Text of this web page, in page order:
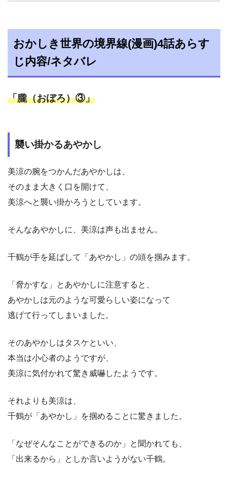
おかしき世界の境界線(漫画)4話あらす
じ内容/ネタバレ
「朧（おぼろ）③」
襲い掛かるあやかし
美涼の腕をつかんだあやかしは、
そのまま大きく口を開けて、
美涼へと襲い掛かろうとしています。
そんなあやかしに、美涼は声も出ません。
千鶴が手を延ばして「あやかし」の頭を掴みます。
「脅かすな」とあやかしに注意すると、
あやかしは元のような可愛らしい姿になって
逃げて行ってしまいました。
そのあやかしはタスケといい、
本当は小心者のようですが、
美涼に気付かれて驚き威嚇したようです。
それよりも美涼は、
千鶴が「あやかし」を掴めることに驚きました。
「なぜそんなことができるのか」と聞かれても、
「出来るから」としか言いようがない千鶴。